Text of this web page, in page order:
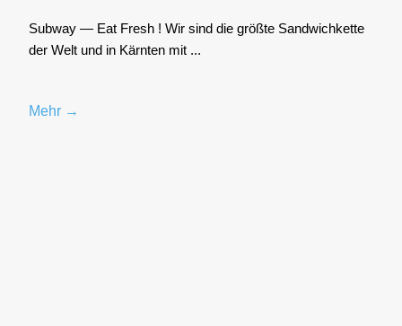
Sub­way — Eat Fresh ! Wir sind die größ­te Sand­wich­ket­te
der Welt und in Kärn­ten mit ...
Mehr →